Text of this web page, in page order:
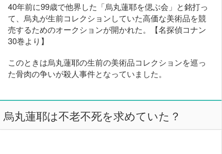
40年前に99歳で他界した「烏丸蓮耶を偲ぶ会」と銘打っ
て、烏丸が生前コレクションしていた高価な美術品を競
売するためのオークションが開かれた。【名探偵コナン
30巻より】
このときは烏丸蓮耶の生前の美術品コレクションを巡っ
た骨肉の争いが殺人事件となっていました。
烏丸蓮耶は不老不死を求めていた？